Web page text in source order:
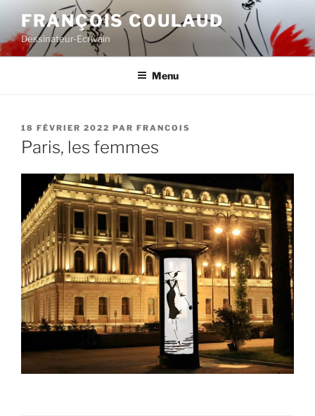
contenu
principal
FRANÇOIS COULAUD
Dessinateur-Ecrivain
Menu
PUBLIÉ
LE
18 FÉVRIER 2022 PAR FRANCOIS
Paris, les femmes